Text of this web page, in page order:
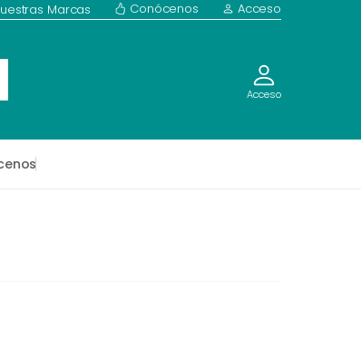
Marcas Conócenos Acceso
Acceso